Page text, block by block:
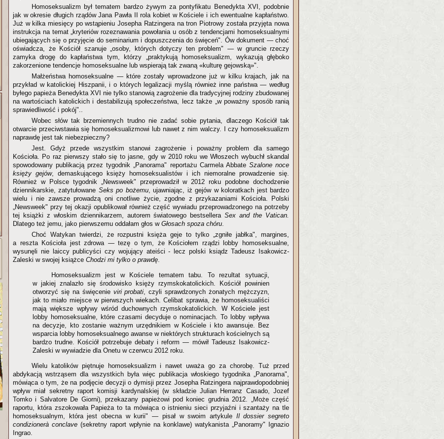
Homoseksualizm był tematem bardzo żywym za pontyfikatu Benedykta XVI, podobnie
jak w okresie długich rządów Jana Pawła II rola kobiet w Kościele i ich ewentualne kapłaństwo.
Już w kilka miesięcy po wstąpieniu Josepha Ratzingera na tron Piotrowy została przyjęta nowa
instrukcja na temat „kryteriów rozeznawania powołania u osób z tendencjami homoseksualnymi
ubiegających się o przyjęcie do seminarium i dopuszczenia do święceń". Ów dokument — choć
oświadcza, że Kościół szanuje „osoby, których dotyczy ten problem" — w gruncie rzeczy
zamyka drogę do kapłaństwa tym, którzy „praktykują homoseksualizm, wykazują głęboko
zakorzenione tendencje homoseksualne lub wspierają tak zwaną «kulturę gejowską»".
Małżeństwa homoseksualne — które zostały wprowadzone już w kilku krajach, jak na
przykład w katolickiej Hiszpanii, i o których legalizacji myślą również inne państwa — według
byłego papieża Benedykta XVI nie tylko stanowią zagrożenie dla tradycyjnej rodziny zbudowanej
na wartościach katolickich i destabilizują społeczeństwa, lecz także „w poważny sposób ranią
sprawiedliwość i pokój"..
Wobec słów tak brzemiennych trudno nie zadać sobie pytania, dlaczego Kościół tak
otwarcie przeciwstawia się homoseksualizmowi lub nawet z nim walczy. I czy homoseksualizm
naprawdę jest tak niebezpieczny?
Jest. Gdyż przede wszystkim stanowi zagrożenie i poważny problem dla samego
Kościoła. Po raz pierwszy stało się to jasne, gdy w 2010 roku we Włoszech wybuchł skandal
spowodowany publikacją przez tygodnik „Panorama" reportażu Carmela Abbate Szalone noce
księży gejów, demaskującego księży homoseksualistów i ich niemoralne prowadzenie się.
Również w Polsce tygodnik „Newsweek" przeprowadził w 2012 roku podobne dochodzenie
dziennikarskie, zatytułowane Seks po bożemu, ujawniając, iż gejów w koloratkach jest bardzo
wielu i nie zawsze prowadzą oni cnotliwe życie, zgodne z przykazaniami Kościoła. Polski
„Newsweek" przy tej okazji opublikował również część wywiadu przeprowadzonego na potrzeby
tej książki z włoskim dziennikarzem, autorem światowego bestselleraSex and the Vatican.
Dlatego też jemu, jako pierwszemu oddałam głos wGłosach spoza chóru
Choć Watykan twierdzi, że rozpustni księża geje to tylko „zgniłe jabłka", margines,
a reszta Kościoła jest zdrowa — tezę o tym, że Kościołem rządzi lobby homoseksualne,
wysunęli nie laiccy publicyści czy wojujący ateiści - lecz polski ksiądz Tadeusz Isakowicz-
Zaleski w swojej książce Chodzi mi tylko o prawdę
Homoseksualizm jest w Kościele tematem tabu. To rezultat sytuacji,
w jakiej znalazło się środowisko księży rzymskokatolickich. Kościół powinien
otworzyć się na święcenie viri probati , czyli sprawdzonych żonatych mężczyzn,
jak to miało miejsce w pierwszych wiekach. Celibat sprawia, że homoseksualiści
mają większe wpływy wśród duchownych rzymskokatolickich. W Kościele jest
lobby homoseksualne, które czasami decyduje o nominacjach. To lobby wpływa
na decyzje, kto zostanie ważnym urzędnikiem w Kościele i kto awansuje. Bez
wsparcia lobby homoseksualnego awanse w niektórych strukturach kościelnych są
bardzo trudne. Kościół potrzebuje debaty i reform — mówił Tadeusz Isakowicz-
Zaleski w wywiadzie dla Onetu w czerwcu 2012 roku.
Wielu katolików piętnuje homoseksualizm i nawet uważa go za chorobę. Tuż przed
abdykacją wstrząsem dla wszystkich była więc publikacja włoskiego tygodnika „Panorama",
mówiąca o tym, że na podjęcie decyzji o dymisji przez Josepha Ratzingera najprawdopodobniej
wpływ miał sekretny raport komisji kardynalskiej (w składzie Julian Herranz Casado, Jozef
Tomko i Salvatore De Giorni), przekazany papieżowi pod koniec grudnia 2012. „Może część
raportu, która zszokowała Papieża to ta mówiąca o istnieniu sieci przyjaźni i szantaży na tle
homoseksualnym, która jest obecna w kurii" — pisał w swoim artykule Il dossier segreto
condizionerà conclave (sekretny raport wpłynie na konklawe) watykanista „Panoramy" Ignazio
Ingrao.